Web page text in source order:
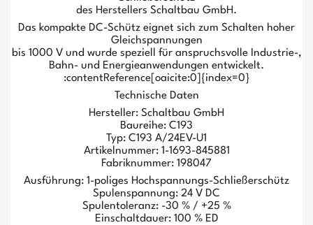
des Herstellers Schaltbau GmbH.
Das kompakte DC-Schütz eignet sich zum Schalten hoher
Gleichspannungen
bis 1000 V und wurde speziell für anspruchsvolle Industrie-,
Bahn- und Energieanwendungen entwickelt.
:contentReference[oaicite:0]{index=0}
Technische Daten
Hersteller: Schaltbau GmbH
Baureihe: C193
Typ: C193 A/24EV-U1
Artikelnummer: 1-1693-845881
Fabriknummer: 198047
Ausführung: 1-poliges Hochspannungs-Schließerschütz
Spulenspannung: 24 V DC
Spulentoleranz: -30 % / +25 %
Einschaltdauer: 100 % ED